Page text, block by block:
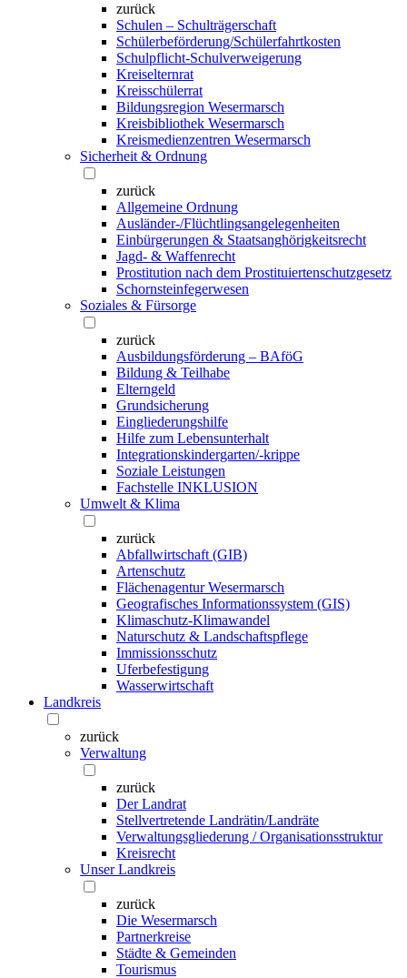
zurück
Schulen – Schulträgerschaft
Schülerbeförderung/Schülerfahrtkosten
Schulpflicht-Schulverweigerung
Kreiselternrat
Kreisschülerrat
Bildungsregion Wesermarsch
Kreisbibliothek Wesermarsch
Kreismedienzentren Wesermarsch
Sicherheit & Ordnung
zurück
Allgemeine Ordnung
Ausländer-/Flüchtlingsangelegenheiten
Einbürgerungen & Staatsanghörigkeitsrecht
Jagd- & Waffenrecht
Prostitution nach dem Prostituiertenschutzgesetz
Schornsteinfegerwesen
Soziales & Fürsorge
zurück
Ausbildungsförderung – BAföG
Bildung & Teilhabe
Elterngeld
Grundsicherung
Eingliederungshilfe
Hilfe zum Lebensunterhalt
Integrationskindergarten/-krippe
Soziale Leistungen
Fachstelle INKLUSION
Umwelt & Klima
zurück
Abfallwirtschaft (GIB)
Artenschutz
Flächenagentur Wesermarsch
Geografisches Informationssystem (GIS)
Klimaschutz-Klimawandel
Naturschutz & Landschaftspflege
Immissionsschutz
Uferbefestigung
Wasserwirtschaft
Landkreis
zurück
Verwaltung
zurück
Der Landrat
Stellvertretende Landrätin/Landräte
Verwaltungsgliederung / Organisationsstruktur
Kreisrecht
Unser Landkreis
zurück
Die Wesermarsch
Partnerkreise
Städte & Gemeinden
Tourismus